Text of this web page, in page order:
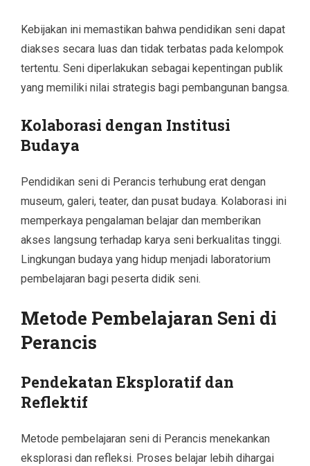
Kebijakan ini memastikan bahwa pendidikan seni dapat
diakses secara luas dan tidak terbatas pada kelompok
tertentu. Seni diperlakukan sebagai kepentingan publik
yang memiliki nilai strategis bagi pembangunan bangsa.
Kolaborasi dengan Institusi
Budaya
Pendidikan seni di Perancis terhubung erat dengan
museum, galeri, teater, dan pusat budaya. Kolaborasi ini
memperkaya pengalaman belajar dan memberikan
akses langsung terhadap karya seni berkualitas tinggi.
Lingkungan budaya yang hidup menjadi laboratorium
pembelajaran bagi peserta didik seni.
Metode Pembelajaran Seni di
Perancis
Pendekatan Eksploratif dan
Reflektif
Metode pembelajaran seni di Perancis menekankan
eksplorasi dan refleksi. Proses belajar lebih dihargai